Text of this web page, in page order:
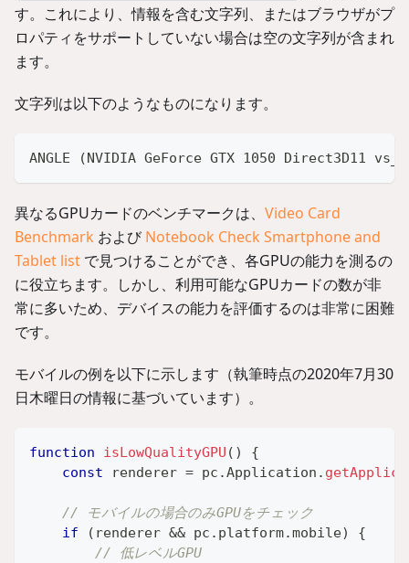
す。これにより、情報を含む文字列、またはブラウザがプ
ロパティをサポートしていない場合は空の文字列が含まれ
ます。
文字列は以下のようなものになります。
ANGLE (NVIDIA GeForce GTX 1050 Direct3D11
異なるGPUカードのベンチマークは、 Video Card
Benchmark およびNotebook Check Smartphone and
Tablet list で見つけることができ、各GPUの能力を測るの
に役立ちます。しかし、利用可能なGPUカードの数が非
常に多いため、デバイスの能力を評価するのは非常に困難
です。
モバイルの例を以下に示します（執筆時点の2020年7月30
日木曜日の情報に基づいています）。
function isLowQualityGPU ( )
{
const renderer = pc .Application .
// モバイルの場合のみGPUをチェック
if
( renderer && pc . platform.mobile)
{
// 低レベルGPU